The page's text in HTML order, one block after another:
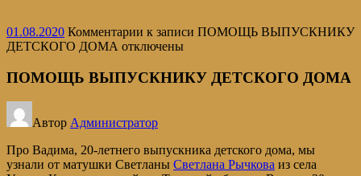
01.08.2020 Комментарии к записи ПОМОЩЬ ВЫПУСКНИКУ
ДЕТСКОГО ДОМА отключены
ПОМОЩЬ ВЫПУСКНИКУ ДЕТСКОГО ДОМА
Автор Администратор
Про Вадима, 20-летнего выпускника детского дома, мы
узнали от матушки Светланы Светлана Рычкова из села